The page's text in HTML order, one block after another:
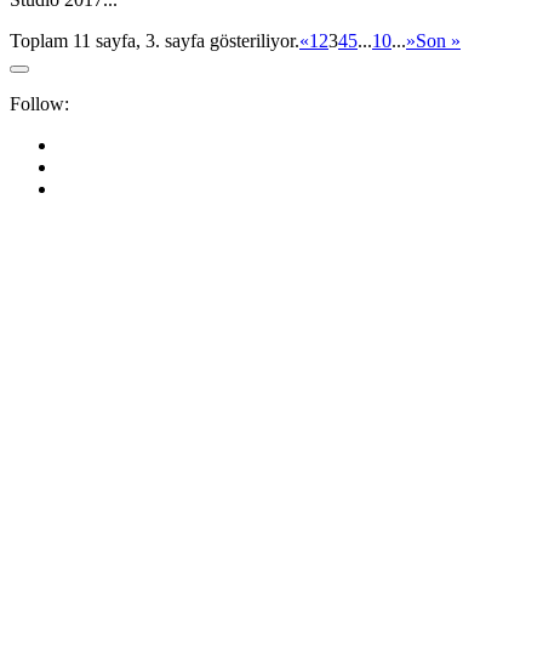
Toplam 11 sayfa, 3. sayfa gösteriliyor.«1 2345...10...»Son »
Follow: